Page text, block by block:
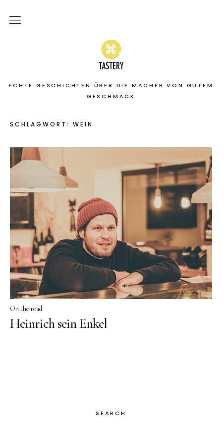
ECHTE GESCHICHTEN ÜBER DIE MACHER VON GUTEM
GESCHMACK
Home
Stories
On the road
Featured
About
Services | Leistungen
Facebook Instagram
SCHLAGWORT: WEIN
On the road
Heinrich sein Enkel
SEARCH